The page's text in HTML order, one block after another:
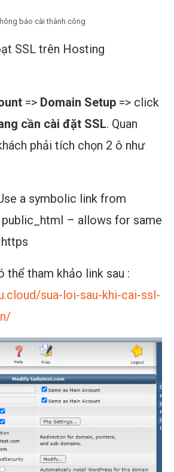
báo cài thành công
SSL trên Hosting
=> Domain Setup => click
cần cài đặt SSL. Quan
phải tích chọn 2 ô như
a symbolic link from
– allows for same
thể tham khảo link sau :
sua-loi-sau-khi-cai-ssl-